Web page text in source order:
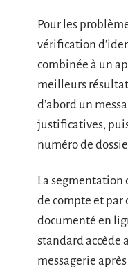
Pour les
vérification
combinée à un
meilleurs
d’abord un
justificatives,
numéro de
La segmentation
de compte et par
documenté en
standard accède
messagerie